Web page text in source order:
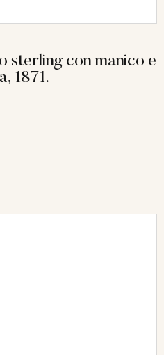
sterling con manico e
1871.